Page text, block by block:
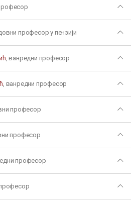
професор у пензији
, ванредни професор
, ванредни професор
професор
професор
професор